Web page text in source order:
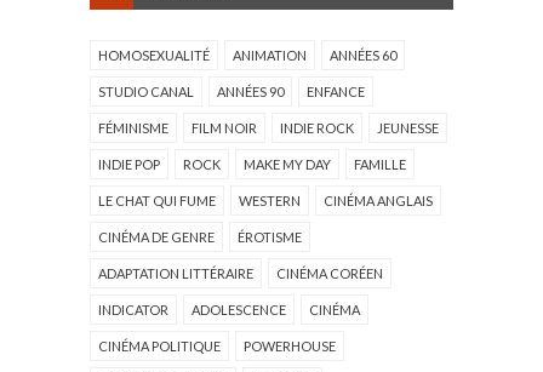
HOMOSEXUALITÉ ANIMATION ANNÉES 60
STUDIO CANAL ANNÉES 90 ENFANCE
FÉMINISME FILM NOIR INDIE ROCK JEUNESSE
INDIE POP ROCK MAKE MY DAY FAMILLE
LE CHAT QUI FUME WESTERN CINÉMA ANGLAIS
CINÉMA DE GENRE ÉROTISME
ADAPTATION LITTÉRAIRE CINÉMA CORÉEN
INDICATOR ADOLESCENCE CINÉMA
CINÉMA POLITIQUE POWERHOUSE